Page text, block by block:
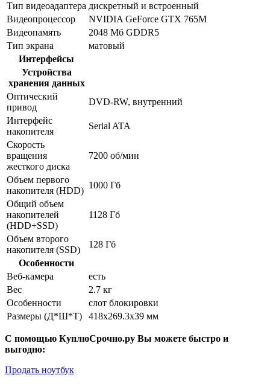
Тип видеоадаптера дискретный и встроенный
Видеопроцессор
NVIDIA GeForce GTX 765M
Видеопамять
2048 Мб GDDR5
Тип экрана
матовый
Интерфейсы
Устройства
хранения данных
Оптический
привод
DVD-RW, внутренний
Интерфейс
накопителя
Serial ATA
Скорость
вращения
жесткого диска
7200 об/мин
Объем первого
накопителя (HDD)
1000 Гб
Общий объем
накопителей
(HDD+SSD)
1128 Гб
Объем второго
накопителя (SSD)
128 Гб
Особенности
Веб-камера
есть
Вес
2.7 кг
Особенности
слот блокировки
Размеры (Д*Ш*Т)
418x269.3x39 мм
С помощью КуплюСрочно.ру Вы можете быстро и
выгодно:
Продать ноутбук